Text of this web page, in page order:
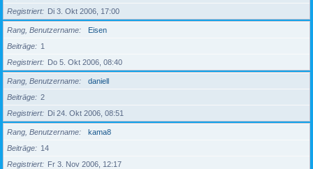
Registriert
Di 3. Okt 2006, 17:00
Rang, Benutzername
Eisen
Beiträge
1
Registriert
Do 5. Okt 2006, 08:40
Rang, Benutzername
daniell
Beiträge
2
Registriert
Di 24. Okt 2006, 08:51
Rang, Benutzername
kama8
Beiträge
14
Registriert
Fr 3. Nov 2006, 12:17